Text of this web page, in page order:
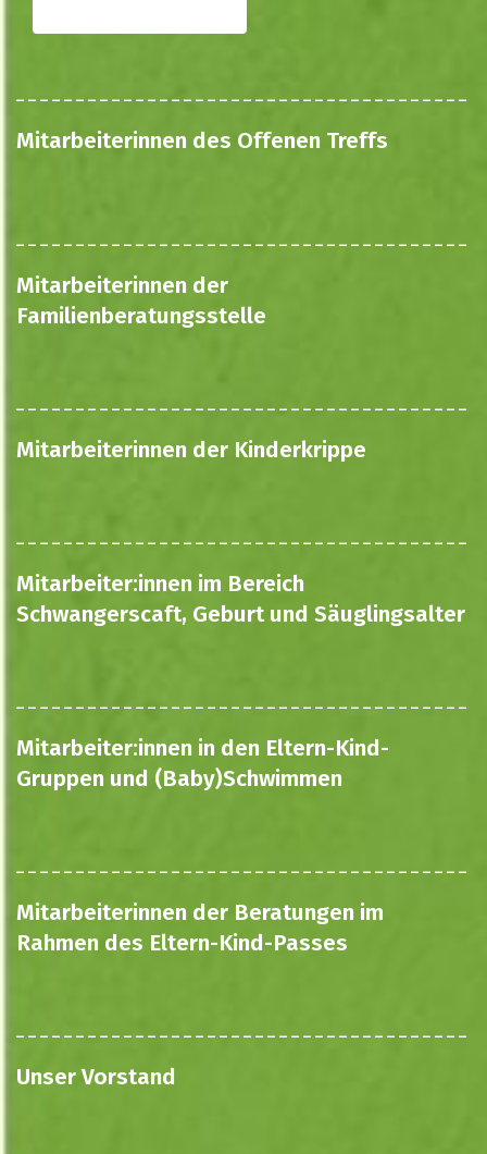
Mitarbeiterinnen des Offenen Treffs
Mitarbeiterinnen der
Familienberatungsstelle
Mitarbeiterinnen der Kinderkrippe
Mitarbeiter:innen im Bereich
Schwangerscaft, Geburt und Säuglingsalter
Mitarbeiter:innen in den Eltern-Kind-
Gruppen und (Baby)Schwimmen
Mitarbeiterinnen der Beratungen im
Rahmen des Eltern-Kind-Passes
Unser Vorstand